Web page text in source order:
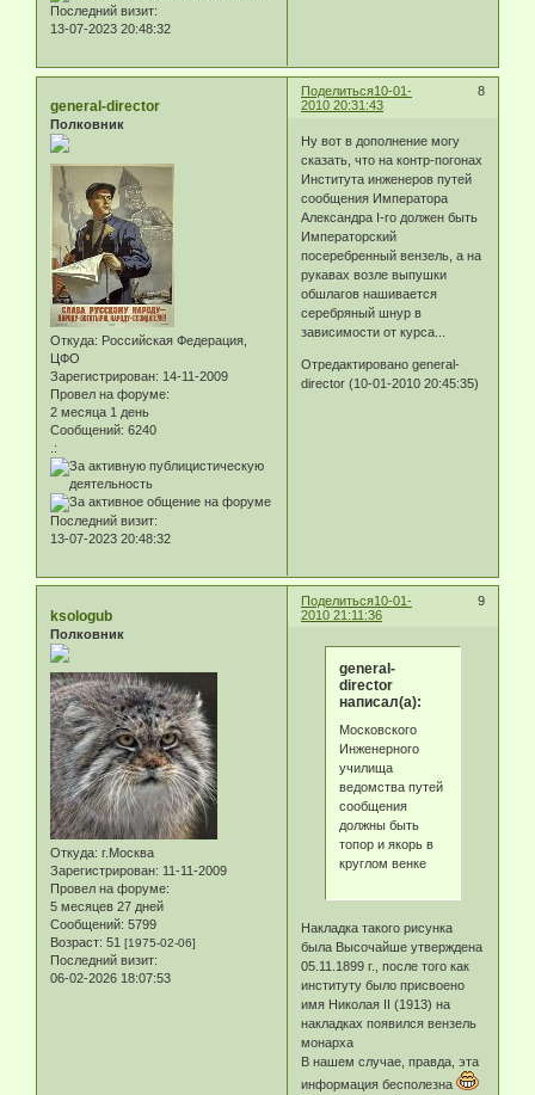
Последний визит:
13-07-2023 20:48:32
Поделиться 8
10-01-
2010 20:31:43
general-director
Полковник
Откуда: Российская Федерация,
ЦФО
Зарегистрирован: 14-11-2009
Провел на форуме:
2 месяца 1 день
Сообщений: 6240
.:
Последний визит:
13-07-2023 20:48:32
Ну вот в дополнение могу
сказать, что на контр-погонах
Института инженеров путей
сообщения Императора
Александра I-го должен быть
Императорский
посеребренный вензель, а на
рукавах возле выпушки
обшлагов нашивается
серебряный шнур в
зависимости от курса...
Отредактировано general-
director (10-01-2010 20:45:35)
Поделиться 9
10-01-
2010 21:11:36
ksologub
Полковник
Откуда: г.Москва
Зарегистрирован: 11-11-2009
Провел на форуме:
5 месяцев 27 дней
Сообщений: 5799
Возраст: 51 [1975-02-06]
Последний визит:
06-02-2026 18:07:53
general-
director
написал(а):
Московского
Инженерного
училища
ведомства путей
сообщения
должны быть
топор и якорь в
круглом венке
Накладка такого рисунка
была Высочайше утверждена
05.11.1899 г., после того как
институту было присвоено
имя Николая II (1913) на
накладках появился вензель
монарха
В нашем случае, правда, эта
информация бесполезна